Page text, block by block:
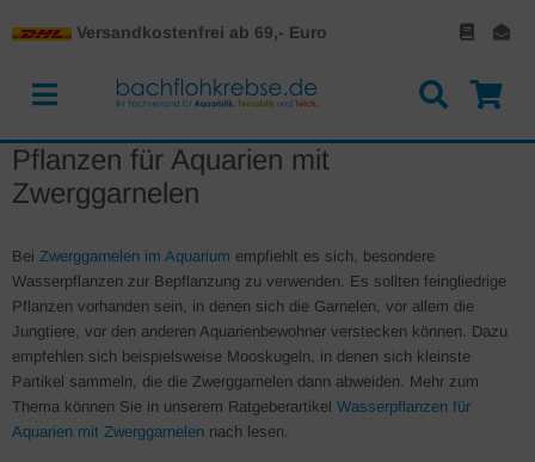
Versandkostenfrei ab 69,- Euro
Pflanzen für Aquarien mit
Zwerggarnelen
Bei Zwerggarnelen im Aquarium empfiehlt es sich, besondere
Wasserpflanzen zur Bepflanzung zu verwenden. Es sollten feingliedrige
Pflanzen vorhanden sein, in denen sich die Garnelen, vor allem die
Jungtiere, vor den anderen Aquarienbewohner verstecken können. Dazu
empfehlen sich beispielsweise Mooskugeln, in denen sich kleinste
Partikel sammeln, die die Zwerggarnelen dann abweiden. Mehr zum
Thema können Sie in unserem Ratgeberartikel Wasserpflanzen für
Aquarien mit Zwerggarnelen nach lesen.